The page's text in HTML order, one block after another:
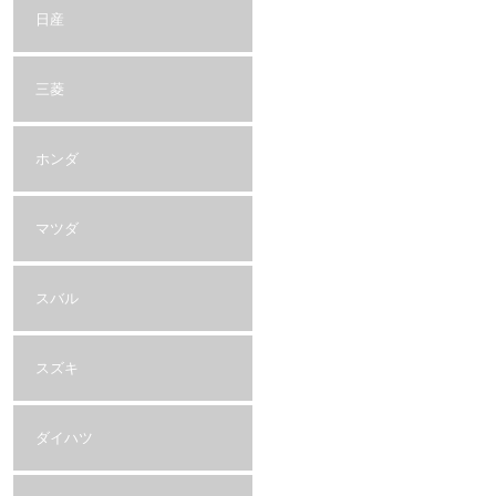
日産
三菱
ホンダ
マツダ
スバル
スズキ
ダイハツ